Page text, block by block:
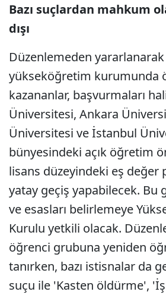
Bazı suçlardan mahkum
dışı
Düzenlemeden
yükseköğretim kurumunda
kazananlar, başvurmaları
Üniversitesi, Ankara
Üniversitesi ve İstanbul
bünyesindeki açık öğretim
lisans düzeyindeki eş değer
yatay geçiş yapabilecek. Bu
ve esasları belirlemeye
Kurulu yetkili olacak.
öğrenci grubuna yeniden
tanırken, bazı istisnalar da
suçu ile 'Kasten öldürme',